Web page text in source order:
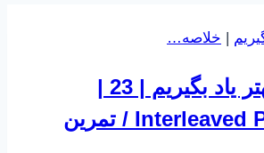
| خلاصه…
چطور بهتر یاد بگیریم | 23 |
Interleaved Practice / تمرین